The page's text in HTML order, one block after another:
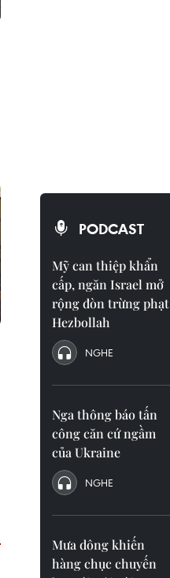
PODCAST
Mỹ can thiệp khẩn
cấp, ngăn Israel mở
rộng đòn trừng phạt
Hezbollah
NGHE
Nga thông báo tấn
công căn cứ ngầm
của Ukraine
NGHE
Mưa dông khiến
hàng chục chuyến